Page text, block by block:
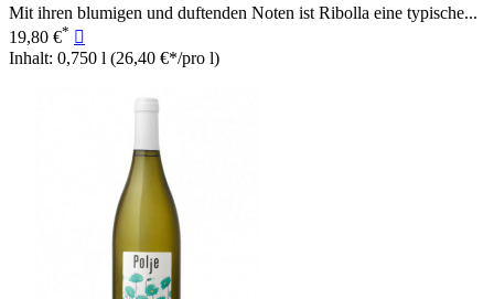
Mit ihren blumigen und duftenden Noten ist Ribolla eine typische...
19,80 €* 
Inhalt: 0,750 l (26,40 €*/pro l)